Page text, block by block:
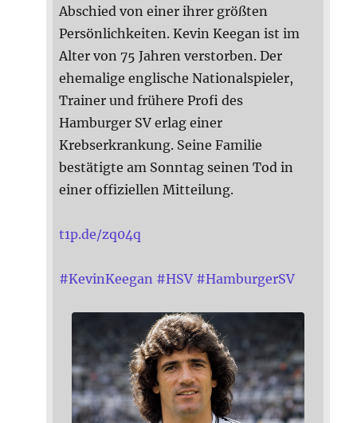
Abschied von einer ihrer größten
Persönlichkeiten. Kevin Keegan ist im
Alter von 75 Jahren verstorben. Der
ehemalige englische Nationalspieler,
Trainer und frühere Profi des
Hamburger SV erlag einer
Krebserkrankung. Seine Familie
bestätigte am Sonntag seinen Tod in
einer offiziellen Mitteilung.
t1p.de/zq04q
#KevinKeegan #HSV #HamburgerSV